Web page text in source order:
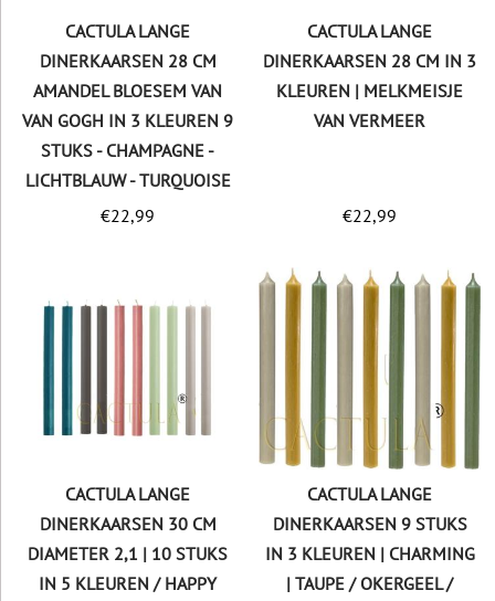
CACTULA LANGE
DINERKAARSEN 28 CM
AMANDEL BLOESEM VAN
VAN GOGH IN 3 KLEUREN 9
STUKS - CHAMPAGNE -
LICHTBLAUW - TURQUOISE
€22,99
CACTULA LANGE
DINERKAARSEN 28 CM IN 3
KLEUREN | MELKMEISJE
VAN VERMEER
€22,99
CACTULA LANGE
DINERKAARSEN 30 CM
DIAMETER 2,1 | 10 STUKS
IN 5 KLEUREN / HAPPY
CACTULA LANGE
DINERKAARSEN 9 STUKS
IN 3 KLEUREN | CHARMING
| TAUPE / OKERGEEL /